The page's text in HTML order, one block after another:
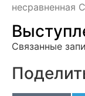
несравненная
Связанные